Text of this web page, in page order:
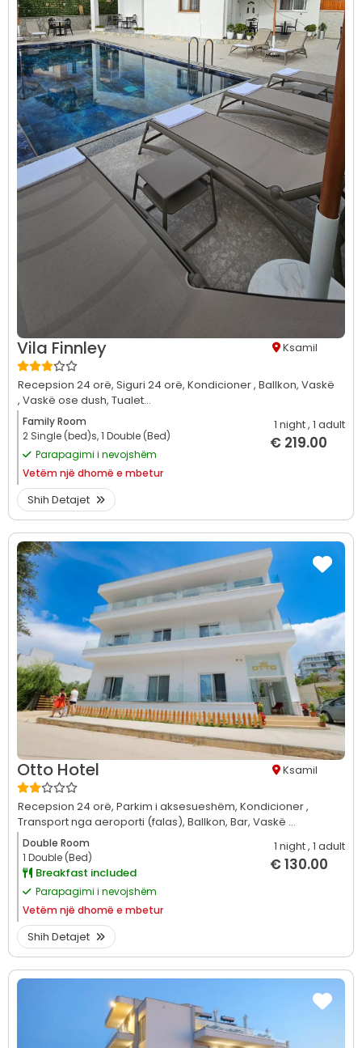
Vila Finnley Ksamil
Recepsion 24 orë, Siguri 24 orë, Kondicioner , Ballkon, Vaskë
, Vaskë ose dush, Tualet...
Family Room
2 Single (bed)s, 1 Double (Bed)
Parapagimi i nevojshëm
Vetëm një dhomë e mbetur
1 night, 1 adult
€ 219.00
Shih Detajet
Otto Hotel Ksamil
Recepsion 24 orë, Parkim i aksesueshëm, Kondicioner ,
Transport nga aeroporti (falas), Ballkon, Bar, Vaskë ...
Double Room
1 Double (Bed)
Breakfast included
Parapagimi i nevojshëm
Vetëm një dhomë e mbetur
1 night, 1 adult
€ 130.00
Shih Detajet